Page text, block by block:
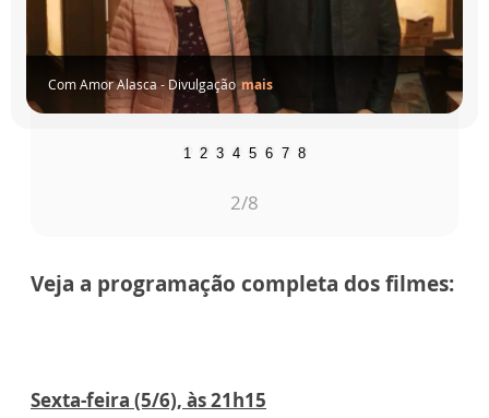
1 2 3 4 5 6 7 8
3/8
Veja a programação completa dos filmes:
Sexta-feira (5/6), às 21h15